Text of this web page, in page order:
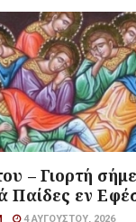
– Γιορτή
Παίδες εν
4 ΑΥΓΟΎΣΤΟΥ, 2026